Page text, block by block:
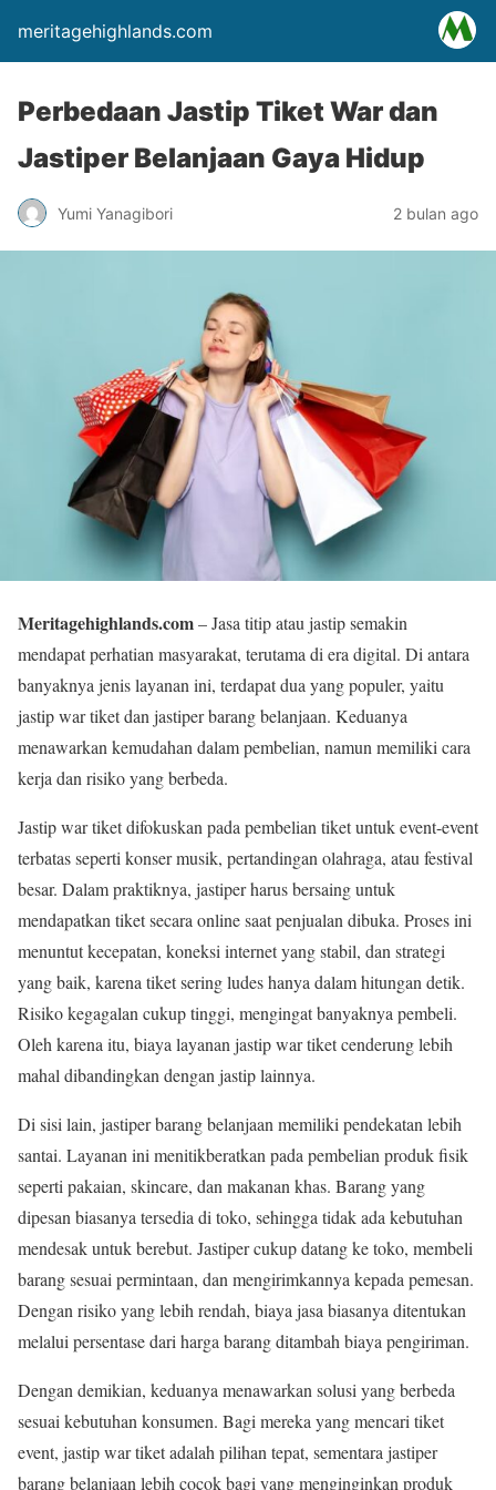
meritagehighlands.com
Perbedaan Jastip Tiket War dan
Jastiper Belanjaan Gaya Hidup
Yumi Yanagibori 2 bulan ago
Meritagehighlands.com– Jasa titip atau jastip semakin
mendapat perhatian masyarakat, terutama di era digital. Di antara
banyaknya jenis layanan ini, terdapat dua yang populer, yaitu
jastip war tiket dan jastiper barang belanjaan. Keduanya
menawarkan kemudahan dalam pembelian, namun memiliki cara
kerja dan risiko yang berbeda.
Jastip war tiket difokuskan pada pembelian tiket untuk event-event
terbatas seperti konser musik, pertandingan olahraga, atau festival
besar. Dalam praktiknya, jastiper harus bersaing untuk
mendapatkan tiket secara online saat penjualan dibuka. Proses ini
menuntut kecepatan, koneksi internet yang stabil, dan strategi
yang baik, karena tiket sering ludes hanya dalam hitungan detik.
Risiko kegagalan cukup tinggi, mengingat banyaknya pembeli.
Oleh karena itu, biaya layanan jastip war tiket cenderung lebih
mahal dibandingkan dengan jastip lainnya.
Di sisi lain, jastiper barang belanjaan memiliki pendekatan lebih
santai. Layanan ini menitikberatkan pada pembelian produk fisik
seperti pakaian, skincare, dan makanan khas. Barang yang
dipesan biasanya tersedia di toko, sehingga tidak ada kebutuhan
mendesak untuk berebut. Jastiper cukup datang ke toko, membeli
barang sesuai permintaan, dan mengirimkannya kepada pemesan.
Dengan risiko yang lebih rendah, biaya jasa biasanya ditentukan
melalui persentase dari harga barang ditambah biaya pengiriman.
Dengan demikian, keduanya menawarkan solusi yang berbeda
sesuai kebutuhan konsumen. Bagi mereka yang mencari tiket
event, jastip war tiket adalah pilihan tepat, sementara jastiper
barang belanjaan lebih cocok bagi yang menginginkan produk